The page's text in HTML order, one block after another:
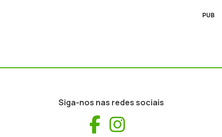
PUB
Siga-nos nas redes sociais
Facebook